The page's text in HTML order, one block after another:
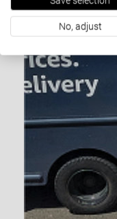
No, adjust